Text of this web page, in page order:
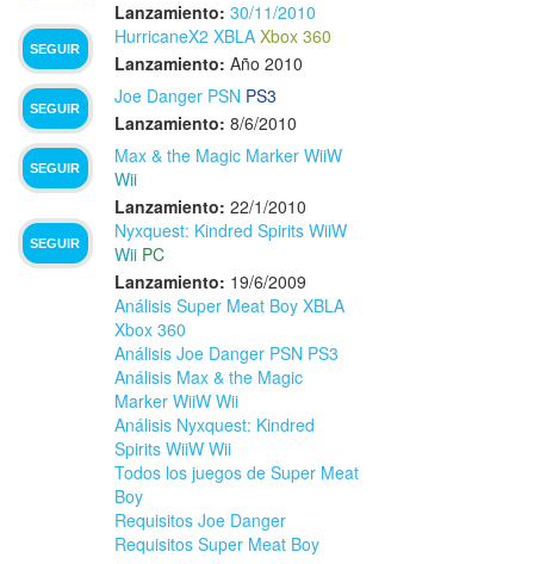
Lanzamiento: 30/11/2010
SEGUIR
HurricaneX2 XBLA Xbox 360
Lanzamiento: Año 2010
SEGUIR
Joe Danger PSN PS3
Lanzamiento: 8/6/2010
SEGUIR
Max & the Magic Marker WiiW
Wii
Lanzamiento: 22/1/2010
SEGUIR
Nyxquest: Kindred Spirits WiiW
Wii PC
Lanzamiento: 19/6/2009
Análisis Super Meat Boy XBLA
Xbox 360
Análisis Joe Danger PSN PS3
Análisis Max & the Magic
Marker WiiW Wii
Análisis Nyxquest: Kindred
Spirits WiiW Wii
Todos los juegos de Super Meat
Boy
Requisitos Joe Danger
Requisitos Super Meat Boy